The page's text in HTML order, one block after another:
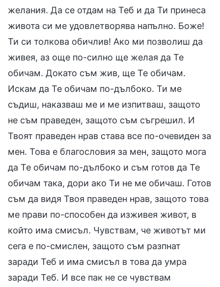
желания. Да се отдам на Теб и да Ти принеса
живота си ме удовлетворява напълно. Боже!
Ти си толкова обичлив! Ако ми позволиш да
живея, аз още по-силно ще желая да Те
обичам. Докато съм жив, ще Те обичам.
Искам да Те обичам по-дълбоко. Ти ме
съдиш, наказваш ме и ме изпитваш, защото
не съм праведен, защото съм съгрешил. И
Твоят праведен нрав става все по-очевиден за
мен. Това е благословия за мен, защото мога
да Те обичам по-дълбоко и съм готов да Те
обичам така, дори ако Ти не ме обичаш. Готов
съм да видя Твоя праведен нрав, защото това
ме прави по-способен да изживея живот, в
който има смисъл. Чувствам, че животът ми
сега е по-смислен, защото съм разпнат
заради Теб и има смисъл в това да умра
заради Теб. И все пак не се чувствам